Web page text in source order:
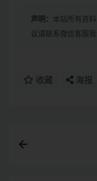
声明： 本站所有资
议请联系微信客服
收藏 海报